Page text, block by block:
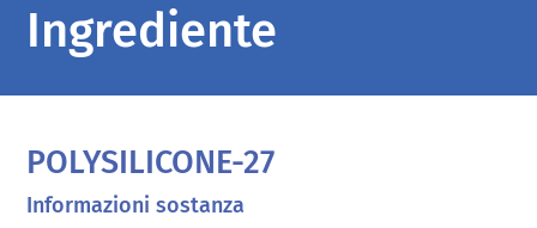
Ingrediente
POLYSILICONE-27
Informazioni sostanza